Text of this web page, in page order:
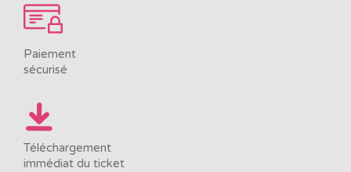
Paiement
sécurisé
Téléchargement
immédiat du ticket